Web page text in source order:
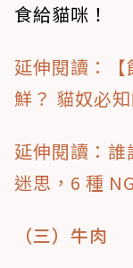
食給貓咪！
延伸閱讀：
鮮？ 貓奴必
延伸閱讀：
迷思，6 種
（三）牛肉